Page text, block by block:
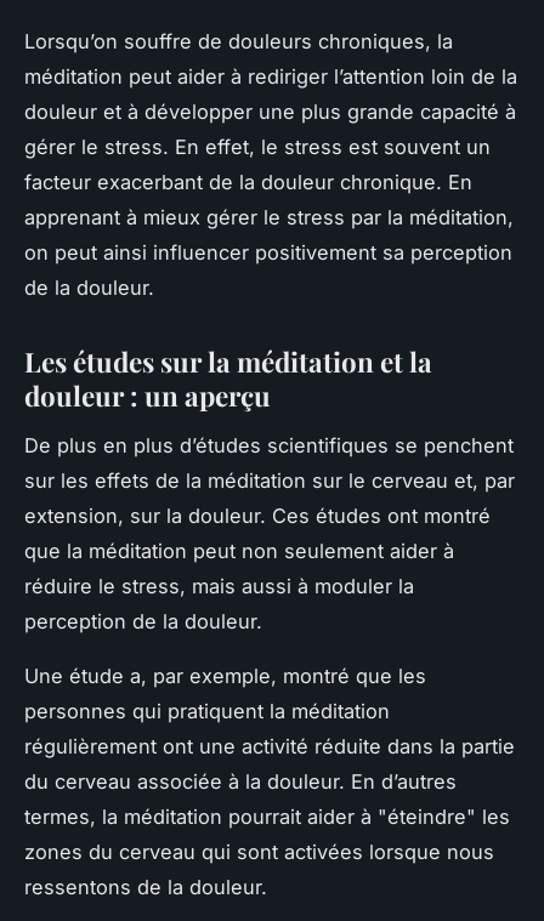
Lorsqu’on souffre de douleurs chroniques, la
méditation peut aider à rediriger l’attention loin de la
douleur et à développer une plus grande capacité à
gérer le stress. En effet, le stress est souvent un
facteur exacerbant de la douleur chronique. En
apprenant à mieux gérer le stress par la méditation,
on peut ainsi influencer positivement sa perception
de la douleur.
Les études sur la méditation et la
douleur : un aperçu
De plus en plus d’études scientifiques se penchent
sur les effets de la méditation sur le cerveau et, par
extension, sur la douleur. Ces études ont montré
que la méditation peut non seulement aider à
réduire le stress, mais aussi à moduler la
perception de la douleur.
Une étude a, par exemple, montré que les
personnes qui pratiquent la méditation
régulièrement ont une activité réduite dans la partie
du cerveau associée à la douleur. En d’autres
termes, la méditation pourrait aider à "éteindre" les
zones du cerveau qui sont activées lorsque nous
ressentons de la douleur.